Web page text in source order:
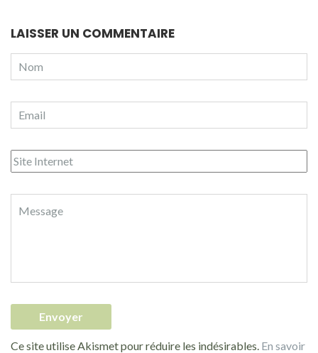
LAISSER UN COMMENTAIRE
Ce site utilise Akismet pour réduire les indésirables. En savoir